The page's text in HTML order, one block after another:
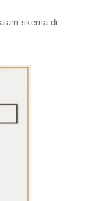
skema di